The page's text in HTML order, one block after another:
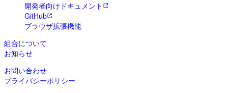
開発者向けドキュメント
GitHub
ブラウザ拡張機能
組合について
お知らせ
お問い合わせ
プライバシーポリシー